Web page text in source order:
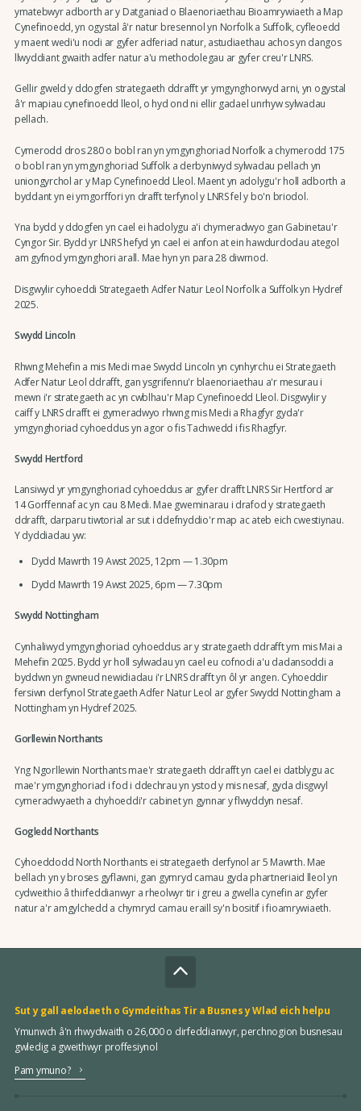
ymatebwyr adborth ar y Datganiad o Blaenoriaethau Bioamrywiaeth a Map
Cynefinoedd, yn ogystal â'r natur bresennol yn Norfolk a Suffolk, cyfleoedd
y maent wedi'u nodi ar gyfer adferiad natur, astudiaethau achos yn dangos
llwyddiant gwaith adfer natur a'u methodolegau ar gyfer creu'r LNRS.
Gellir gweld y ddogfen strategaeth ddrafft yr ymgynghorwyd arni, yn ogystal
â'r mapiau cynefinoedd lleol, o hyd ond ni ellir gadael unrhyw sylwadau
pellach.
Cymerodd dros 280 o bobl ran yn ymgynghoriad Norfolk a chymerodd 175
o bobl ran yn ymgynghoriad Suffolk a derbyniwyd sylwadau pellach yn
uniongyrchol ar y Map Cynefinoedd Lleol. Maent yn adolygu'r holl adborth a
byddant yn ei ymgorffori yn drafft terfynol y LNRS fel y bo'n briodol.
Yna bydd y ddogfen yn cael ei hadolygu a'i chymeradwyo gan Gabinetau'r
Cyngor Sir. Bydd yr LNRS hefyd yn cael ei anfon at ein hawdurdodau ategol
am gyfnod ymgynghori arall. Mae hyn yn para 28 diwrnod.
Disgwylir cyhoeddi Strategaeth Adfer Natur Leol Norfolk a Suffolk yn Hydref
2025.
Swydd Lincoln
Rhwng Mehefin a mis Medi mae Swydd Lincoln yn cynhyrchu ei Strategaeth
Adfer Natur Leol ddrafft, gan ysgrifennu'r blaenoriaethau a'r mesurau i
mewn i'r strategaeth ac yn cwblhau'r Map Cynefinoedd Lleol. Disgwylir y
caiff y LNRS drafft ei gymeradwyo rhwng mis Medi a Rhagfyr gyda'r
ymgynghoriad cyhoeddus yn agor o fis Tachwedd i fis Rhagfyr.
Swydd Hertford
Lansiwyd yr ymgynghoriad cyhoeddus ar gyfer drafft LNRS Sir Hertford ar
14 Gorffennaf ac yn cau 8 Medi. Mae gweminarau i drafod y strategaeth
ddrafft, darparu tiwtorial ar sut i ddefnyddio'r map ac ateb eich cwestiynau.
Y dyddiadau yw:
Dydd Mawrth 19 Awst 2025, 12pm — 1.30pm
Dydd Mawrth 19 Awst 2025, 6pm — 7.30pm
Swydd Nottingham
Cynhaliwyd ymgynghoriad cyhoeddus ar y strategaeth ddrafft ym mis Mai a
Mehefin 2025. Bydd yr holl sylwadau yn cael eu cofnodi a'u dadansoddi a
byddwn yn gwneud newidiadau i'r LNRS drafft yn ôl yr angen. Cyhoeddir
fersiwn derfynol Strategaeth Adfer Natur Leol ar gyfer Swydd Nottingham a
Nottingham yn Hydref 2025.
Gorllewin Northants
Yng Ngorllewin Northants mae'r strategaeth ddrafft yn cael ei datblygu ac
mae'r ymgynghoriad i fod i ddechrau yn ystod y mis nesaf, gyda disgwyl
cymeradwyaeth a chyhoeddi'r cabinet yn gynnar y flwyddyn nesaf.
Gogledd Northants
Cyhoeddodd North Northants ei strategaeth derfynol ar 5 Mawrth. Mae
bellach yn y broses gyflawni, gan gymryd camau gyda phartneriaid lleol yn
cydweithio â thirfeddianwyr a rheolwyr tir i greu a gwella cynefin ar gyfer
natur a'r amgylchedd a chymryd camau eraill sy'n bositif i fioamrywiaeth.
Sut y gall aelodaeth o Gymdeithas Tir a Busnes y Wlad eich helpu
Ymunwch â'n rhwydwaith o 26,000 o dirfeddianwyr, perchnogion busnesau
gwledig a gweithwyr proffesiynol
Pam ymuno?